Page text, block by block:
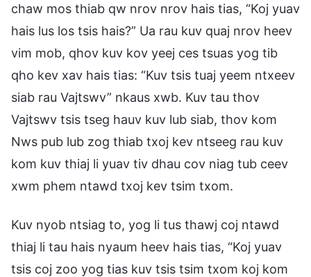
chaw mos thiab qw nrov nrov hais tias, “Koj yuav
hais lus los tsis hais?” Ua rau kuv quaj nrov heev
vim mob, qhov kuv kov yeej ces tsuas yog tib
qho kev xav hais tias: “Kuv tsis tuaj yeem ntxeev
siab rau Vajtswv” nkaus xwb. Kuv tau thov
Vajtswv tsis tseg hauv kuv lub siab, thov kom
Nws pub lub zog thiab txoj kev ntseeg rau kuv
kom kuv thiaj li yuav tiv dhau cov niag tub ceev
xwm phem ntawd txoj kev tsim txom.
Kuv nyob ntsiag to, yog li tus thawj coj ntawd
thiaj li tau hais nyaum heev hais tias, “Koj yuav
tsis coj zoo yog tias kuv tsis tsim txom koj kom